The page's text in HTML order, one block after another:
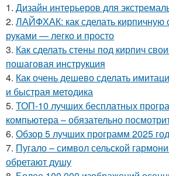
1. Дизайн интерьеров для
2. ЛАЙФХАК: как сделать кирпичную
руками — легко и просто
3. Как сделать стены под кирпич
пошаговая инструкция
4. Как очень дешево сделать
и быстрая методика
5. ТОП-10 лучших бесплатных
компьютера – обязательно
6. Обзор 5 лучших программ 2025
7. Пугало – символ сельской
обретают душу